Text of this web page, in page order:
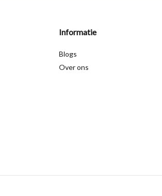
Informatie
Blogs
Over ons